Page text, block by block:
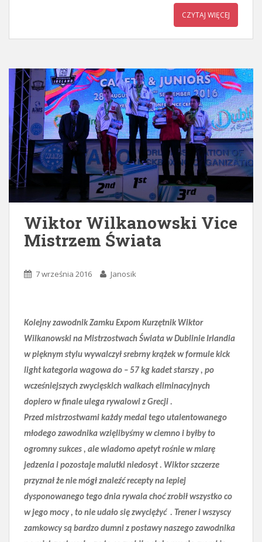
CZYTAJ WIĘCEJ
Wiktor Wilkanowski Vice
Mistrzem Świata
7 września 2016 Janosik
Kolejny zawodnik Zamku Expom Kurzętnik Wiktor
Wilkanowski na Mistrzostwach Świata w Dublinie Irlandia
w pięknym stylu wywalczył srebrny krążek w formule kick
light kategoria wagowa do – 57 kg kadet starszy , po
wcześniejszych zwycięskich walkach eliminacyjnych
dopiero w finale ulega rywalowi z Grecji .
Przed mistrzostwami każdy medal tego utalentowanego
młodego zawodnika wzięlibyśmy w ciemno i byłby to
ogromny sukces , ale wiadomo apetyt rośnie w miarę
jedzenia i pozostaje malutki niedosyt . Wiktor szczerze
przyznał że nie mógł znaleźć recepty na lepiej
dysponowanego tego dnia rywala choć zrobił wszystko co
w jego mocy , to nie udało się zwyciężyć . Trener i wszyscy
zamkowcy są bardzo dumni z postawy naszego zawodnika